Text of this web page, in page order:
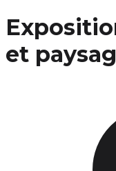
et